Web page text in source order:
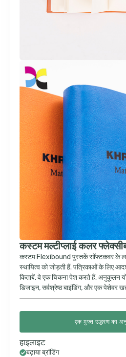
कस्टम मल्टीप्लाई कलर
कस्टम Flexibound पुस्तकें सॉफ्टकवर के
स्थायित्व को जोड़ती हैं. पत्रिकाओं के लिए
किताबें, वे एक चिकना पेश करते हैं, अनुकूलन
डिजाइन, सर्वश्रेष्ठ बाइंडिंग, और एक पेशेवर
एक मुफ्त उद्धरण का
हाइलाइट
बढ़ाया ब्रांडिंग